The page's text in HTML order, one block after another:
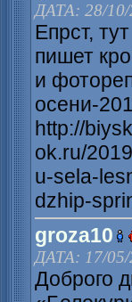
ДАТА: 28/
Епрст,
пишет
и
осени-
http://
ok.ru/
u-sela-
dzhip-
groza10
ДАТА: 17/05/
Доброго